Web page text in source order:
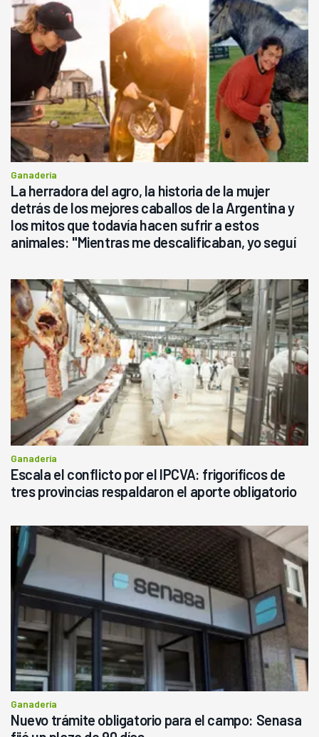
Ganadería
La herradora del agro, la historia de la mujer
detrás de los mejores caballos de la Argentina y
los mitos que todavía hacen sufrir a estos
animales: "Mientras me descalificaban, yo seguí
Ganadería
Escala el conflicto por el IPCVA: frigoríficos de
tres provincias respaldaron el aporte obligatorio
Ganadería
Nuevo trámite obligatorio para el campo: Senasa